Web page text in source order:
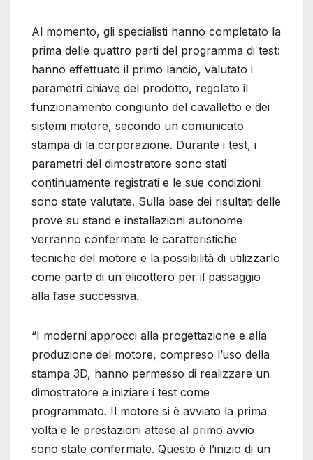
Al momento, gli specialisti hanno completato la
prima delle quattro parti del programma di test:
hanno effettuato il primo lancio, valutato i
parametri chiave del prodotto, regolato il
funzionamento congiunto del cavalletto e dei
sistemi motore, secondo un comunicato
stampa di la corporazione. Durante i test, i
parametri del dimostratore sono stati
continuamente registrati e le sue condizioni
sono state valutate. Sulla base dei risultati delle
prove su stand e installazioni autonome
verranno confermate le caratteristiche
tecniche del motore e la possibilità di utilizzarlo
come parte di un elicottero per il passaggio
alla fase successiva.
“I moderni approcci alla progettazione e alla
produzione del motore, compreso l’uso della
stampa 3D, hanno permesso di realizzare un
dimostratore e iniziare i test come
programmato. Il motore si è avviato la prima
volta e le prestazioni attese al primo avvio
sono state confermate. Questo è l’inizio di un